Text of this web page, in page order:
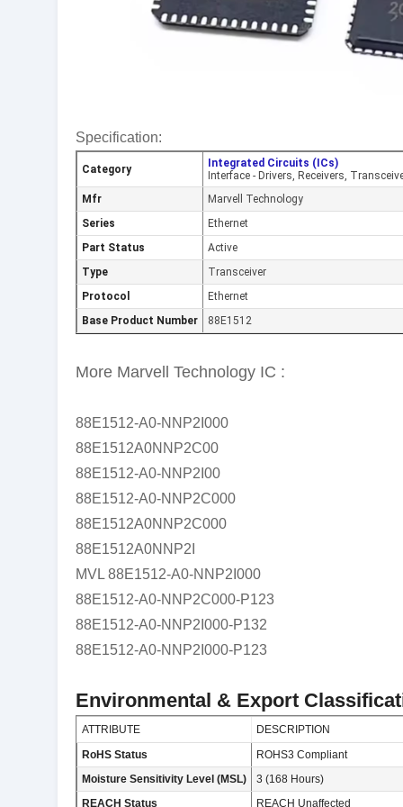
Specification:
Category
Integrated Circuits (ICs)
Interface - Drivers, Receivers,
Mfr
Marvell Technology
Series
Ethernet
Part Status
Active
Type
Transceiver
Protocol
Ethernet
Base Product Number
88E1512
More Marvell Technology IC :
88E1512-A0-NNP2I000
88E1512A0NNP2C00
88E1512-A0-NNP2I00
88E1512-A0-NNP2C000
88E1512A0NNP2C000
88E1512A0NNP2I
MVL 88E1512-A0-NNP2I000
88E1512-A0-NNP2C000-P123
88E1512-A0-NNP2I000-P132
88E1512-A0-NNP2I000-P123
Environmental & Export
ATTRIBUTE
DESCRIPTION
RoHS Status
ROHS3 Compliant
Moisture Sensitivity Level (MSL)
3 (168 Hours)
REACH Status
REACH Unaffected